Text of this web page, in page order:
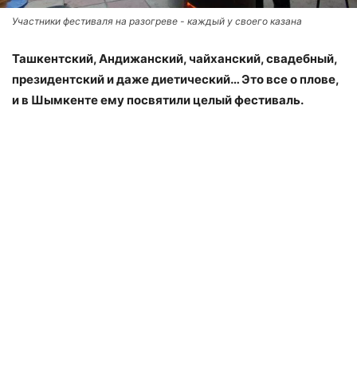
Участники фестиваля на разогреве - каждый у своего казана
Ташкентский, Андижанский, чайханский, свадебный,
президентский и даже диетический… Это все о плове,
и в Шымкенте ему посвятили целый фестиваль.